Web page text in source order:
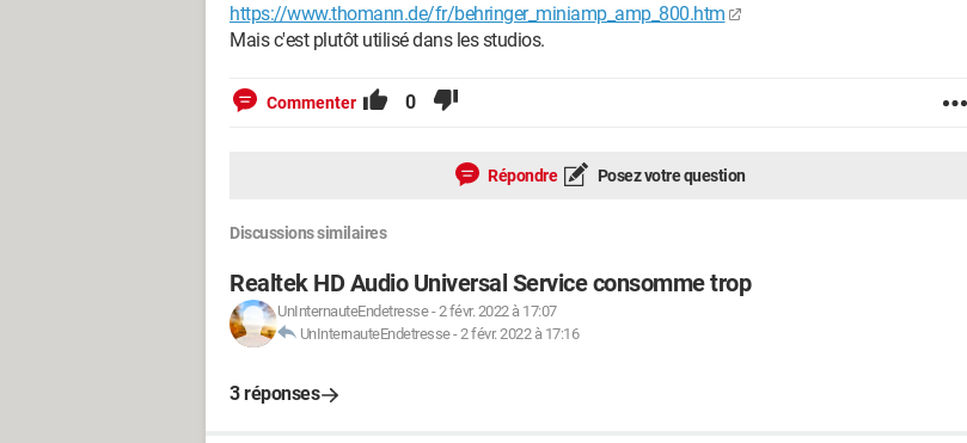
https://www.thomann.de/fr/behringer_miniamp_amp_800.htm
Mais c'est plutôt utilisé dans les studios.
Commenter 0
Répondre Posez votre question
Discussions similaires
Realtek HD Audio Universal Service consomme trop
UnInternauteEndetresse-2 févr. 2022 à 17:07
UnInternauteEndetresse-2 févr. 2022 à 17:16
3 réponses